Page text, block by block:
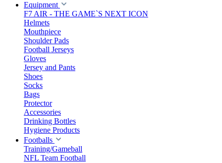
Equipment
F7 AIR - THE GAME`S NEXT ICON
Helmets
Mouthpiece
Shoulder Pads
Football Jerseys
Gloves
Jersey and Pants
Shoes
Socks
Bags
Protector
Accessories
Drinking Bottles
Hygiene Products
Footballs
Training/Gameball
NFL Team Football